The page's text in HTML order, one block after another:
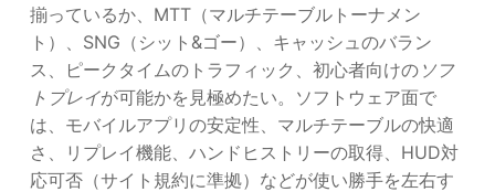
揃っているか、MTT（マルチテーブルトーナメン
ト）、SNG（シット&ゴー）、キャッシュのバラン
ス、ピークタイムのトラフィック、初心者向けの ソフ
トプレイが可能かを見極めたい。ソフトウェア面で
は、モバイルアプリの安定性、マルチテーブルの快適
さ、リプレイ機能、ハンドヒストリーの取得、HUD対
応可否（サイト規約に準拠）などが使い勝手を左右す